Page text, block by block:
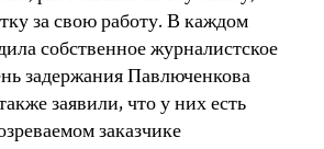
за свою работу. В каждом
собственное журналистское
задержания Павлюченкова
заявили, что у них есть
заказчике